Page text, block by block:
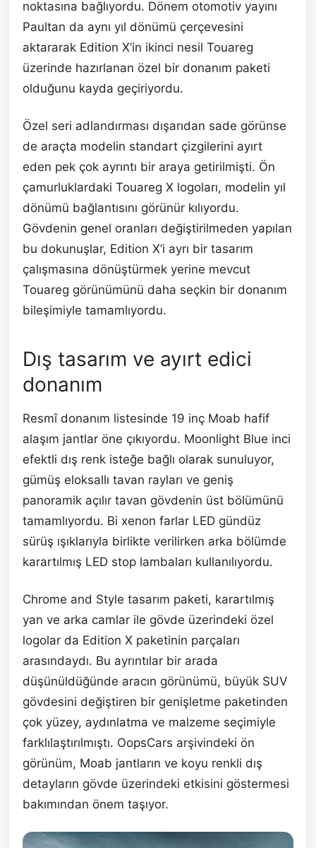
noktasına bağlıyordu. Dönem otomotiv yayını
Paultan da aynı yıl dönümü çerçevesini
aktararak Edition X’in ikinci nesil Touareg
üzerinde hazırlanan özel bir donanım paketi
olduğunu kayda geçiriyordu.
Özel seri adlandırması dışarıdan sade görünse
de araçta modelin standart çizgilerini ayırt
eden pek çok ayrıntı bir araya getirilmişti. Ön
çamurluklardaki Touareg X logoları, modelin yıl
dönümü bağlantısını görünür kılıyordu.
Gövdenin genel oranları değiştirilmeden yapılan
bu dokunuşlar, Edition X’i ayrı bir tasarım
çalışmasına dönüştürmek yerine mevcut
Touareg görünümünü daha seçkin bir donanım
bileşimiyle tamamlıyordu.
Dış tasarım ve ayırt edici
donanım
Resmî donanım listesinde 19 inç Moab hafif
alaşım jantlar öne çıkıyordu. Moonlight Blue inci
efektli dış renk isteğe bağlı olarak sunuluyor,
gümüş eloksallı tavan rayları ve geniş
panoramik açılır tavan gövdenin üst bölümünü
tamamlıyordu. Bi xenon farlar LED gündüz
sürüş ışıklarıyla birlikte verilirken arka bölümde
karartılmış LED stop lambaları kullanılıyordu.
Chrome and Style tasarım paketi, karartılmış
yan ve arka camlar ile gövde üzerindeki özel
logolar da Edition X paketinin parçaları
arasındaydı. Bu ayrıntılar bir arada
düşünüldüğünde aracın görünümü, büyük SUV
gövdesini değiştiren bir genişletme paketinden
çok yüzey, aydınlatma ve malzeme seçimiyle
farklılaştırılmıştı. OopsCars arşivindeki ön
görünüm, Moab jantların ve koyu renkli dış
detayların gövde üzerindeki etkisini göstermesi
bakımından önem taşıyor.